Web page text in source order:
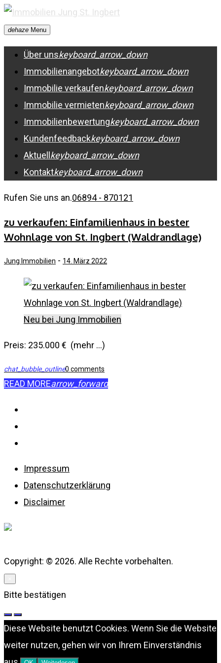
Skip
to
content
dehaze Menu
Über unskeyboard_arrow_down
Immobilienangebotkeyboard_arrow_down
Immobilie verkaufenkeyboard_arrow_down
Immobilie vermietenkeyboard_arrow_down
Immobilienbewertungkeyboard_arrow_down
Kundenfeedbackkeyboard_arrow_down
Aktuell keyboard_arrow_down
Kontaktkeyboard_arrow_down
Rufen Sie uns an.06894 - 870121
Tag:
14.
März
2022
zu verkaufen: Einfamilienhaus in bester
Wohnlage von St. Ingbert (Waldrandlage)
Jung Immobilien - 14. März 2022
Neu bei Jung Immobilien
Preis: 235.000 € (mehr …)
chat_bubble_outline0 comments
READ MOREarrow_forward
Impressum
Datenschutzerklärung
Disclaimer
Copyright: © 2026. Alle Rechte vorbehalten.
Bitte bestätigen
Diese Website benutzt Cookies. Wenn Sie die Website
weiter nutzen, gehen wir von Ihrem Einverständnis